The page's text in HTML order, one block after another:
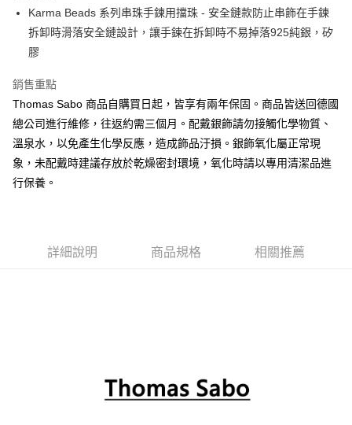
街口支付
悠遊付
運送方式
黑貓宅急便
每筆NT$100，滿NT$3,000(含以上)免運費
Karma Beads 系列串珠手鍊用擋珠 - 安全鏈款防止串飾在手鍊
拆卸時滑落安全鏈設計，讓手鍊在拆卸時不易掉落925純銀，矽
膠
銷售重點
Thomas Sabo 商品自購買日起，皆享有兩年保固。商品皆送回德國
總公司進行維修，往返約需三個月。配戴銀飾請勿接觸化學物質、
溫泉水，以免產生化學反應，造成飾品汙損。銀飾氧化屬正常現
象，未配戴時建議存放於乾燥密封環境，氧化時請以專用清潔品進
行保養。
詳細說明 商品規格 相關推薦